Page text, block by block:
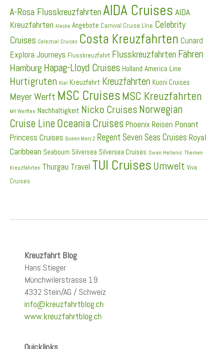
A-Rosa Flusskreuzfahrten AIDA Cruises AIDA
Kreuzfahrten Alaska Angebote Carnival Cruise LIne Celebrity
Cruises Celestyal Cruises Costa Kreuzfahrten Cunard
Explora Journeys Flusskreuzfahrt Flusskreuzfahrten Fähren
Hamburg Hapag-Lloyd Cruises Holland America Line
Hurtigruten Kiel Kreuzfahrt Kreuzfahrten Kuoni Cruises
Meyer Werft MSC Cruises MSC Kreuzfahrten
MV Werften Nachhaltigkeit Nicko Cruises Norwegian
Cruise Line Oceania Cruises Phoenix Reisen Ponant
Princess Cruises Queen Mary 2 Regent Seven Seas Cruises Royal
Caribbean Seabourn Silversea Silversea Cruises Swan Hellenic Themen
Kreuzfahrten Thurgau Travel TUI Cruises Umwelt Viva
Cruises
Kreuzfahrt Blog
Hans Stieger
Münchwilerstrasse 19
4332 Stein/AG / Schweiz
info@kreuzfahrtblog.ch
www.kreuzfahrtblog.ch
Quicklinks